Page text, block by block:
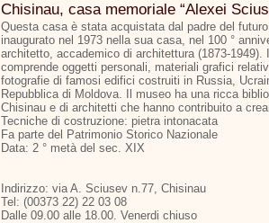
Chisinau, casa memoriale “Alexei
Questa casa è stata acquistata dal padre del
inaugurato nel 1973 nella sua casa, nel 100 °
architetto, accademico di architettura (1873-
comprende oggetti personali, materiali grafici
fotografie di famosi edifici costruiti in Russia,
Repubblica di Moldova. Il museo ha una ricca
Chisinau e di architetti che hanno contribuito a
Tecniche di costruzione: pietra intonacata
Fa parte del Patrimonio Storico Nazionale
Data: 2 ° metà del sec. XIX
Indirizzo: via A. Sciusev n.77, Chisinau
Tel: (00373 22) 22 03 08
Dalle 09.00 alle 18.00. Venerdi chiuso